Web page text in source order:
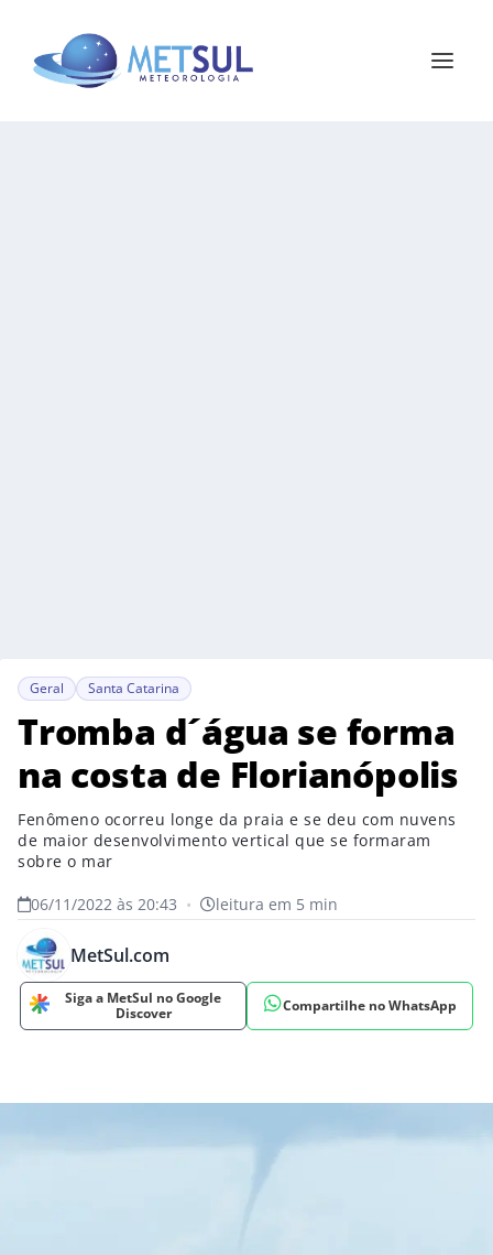
Geral Santa Catarina
Tromba d´água se forma
na costa de Florianópolis
Fenômeno ocorreu longe da praia e se deu com nuvens
de maior desenvolvimento vertical que se formaram
sobre o mar
06/11/2022 às 20:43 • leitura em 5 min
MetSul.com
Siga a MetSul no Google
Discover
Compartilhe no WhatsApp